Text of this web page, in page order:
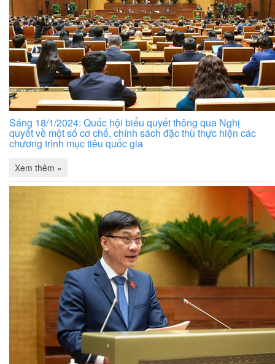
Sáng 18/1/2024: Quốc hội biểu quyết thông qua Nghị
quyết về một số cơ chế, chính sách đặc thù thực hiện các
chương trình mục tiêu quốc gia
Xem thêm »